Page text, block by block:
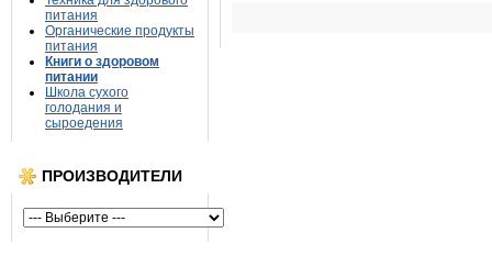
питания
Органические продукты
питания
Книги о здоровом
питании
Школа сухого
голодания и
сыроедения
ПРОИЗВОДИТЕЛИ